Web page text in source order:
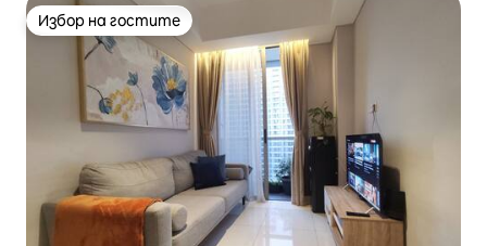
Избор на гостите
Избор на гостите